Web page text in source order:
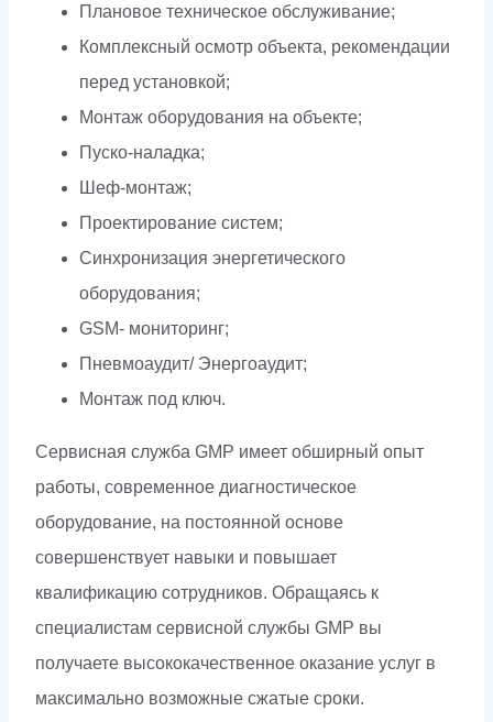
Плановое техническое обслуживание;
Комплексный осмотр объекта, рекомендации
перед установкой;
Монтаж оборудования на объекте;
Пуско-наладка;
Шеф-монтаж;
Проектирование систем;
Синхронизация энергетического
оборудования;
GSM- мониторинг;
Пневмоаудит/ Энергоаудит;
Монтаж под ключ.
Сервисная служба GMP имеет обширный опыт
работы, современное диагностическое
оборудование, на постоянной основе
совершенствует навыки и повышает
квалификацию сотрудников. Обращаясь к
специалистам сервисной службы GMP вы
получаете высококачественное оказание услуг в
максимально возможные сжатые сроки.